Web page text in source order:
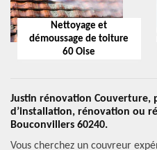
Nettoyage et
démoussage de toiture
60 Oise
Justin rénovation Couverture,
d’installation, rénovation ou
Bouconvillers 60240.
Vous cherchez un couvreur